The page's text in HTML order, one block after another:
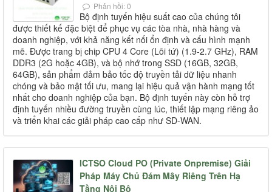
Phản hồi: 0
Bộ định tuyến hiệu suất cao của chúng tôi
được thiết kế đặc biệt để phục vụ các tòa nhà, nhà hàng và
doanh nghiệp, với khả năng kết nối ổn định và cấu hình mạnh
mẽ. Được trang bị chip CPU 4 Core (Lõi tứ) (1.9-2.7 GHz), RAM
DDR3 (2G hoặc 4GB), và bộ nhớ trong SSD (16GB, 32GB,
64GB), sản phẩm đảm bảo tốc độ truyền tải dữ liệu nhanh
chóng và bảo mật tối ưu, mang lại hiệu quả vận hành mạng tốt
nhất cho doanh nghiệp của bạn. Bộ định tuyến này còn hỗ trợ
định tuyến nhiều đường truyền cùng lúc, thiết lập mạng riêng ảo
và triển khai các giải pháp cao cấp như SD-WAN.
ICTSO Cloud PO (Private Onpremise) Giải
Pháp Máy Chủ Đám Mây Riêng Trên Hạ
Tầng Nội Bộ